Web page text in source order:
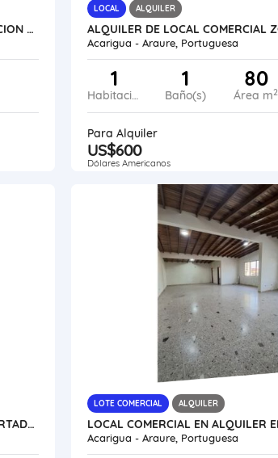
TERRENO EN LA VIA A VIBORAL - PLANTACION VE02-2016VB-MFAR
LOCAL ALQUILER
Acarigua - Araure, Portuguesa
1
Habitaciones
1
Baño(s)
80
Área m2
Para Alquiler
US$600
Dólares Americanos
APARTAMENTO EN EL REMANSO II AV LIBERTADOR VE17-138ZE-GGAR
LOTE COMERCIAL ALQUILER
Acarigua - Araure, Portuguesa